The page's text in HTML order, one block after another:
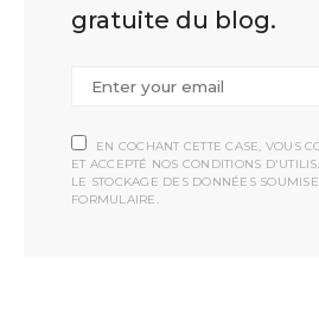
gratuite du blog.
EN COCHANT CETTE CASE, VOUS
ET ACCEPTÉ NOS CONDITIONS
LE STOCKAGE DES DONNÉES
FORMULAIRE.